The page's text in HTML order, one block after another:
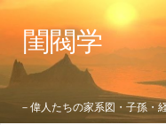
閨閥学
－偉人たちの家系図・子孫